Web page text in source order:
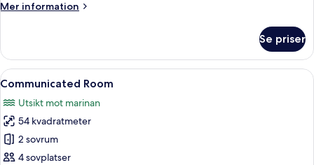
Mer information
Mer
Premium
Room
(2+2)
Se priser
Öppna
alla
foton
för
Communicated
Room
Ett hotellrum med två sängar, en
7
Communicated Room
Utsikt mot marinan
54 kvadratmeter
2 sovrum
4 sovplatser